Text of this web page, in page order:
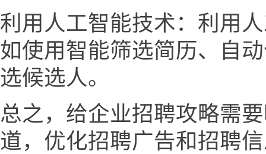
利用人工智能技术：利用
如使用智能筛选简历、自
选候选人。
总之，给企业招聘攻略需
道，优化招聘广告和招聘